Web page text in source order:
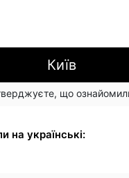
Київ
що
куб, газ може сягнути
на українські: